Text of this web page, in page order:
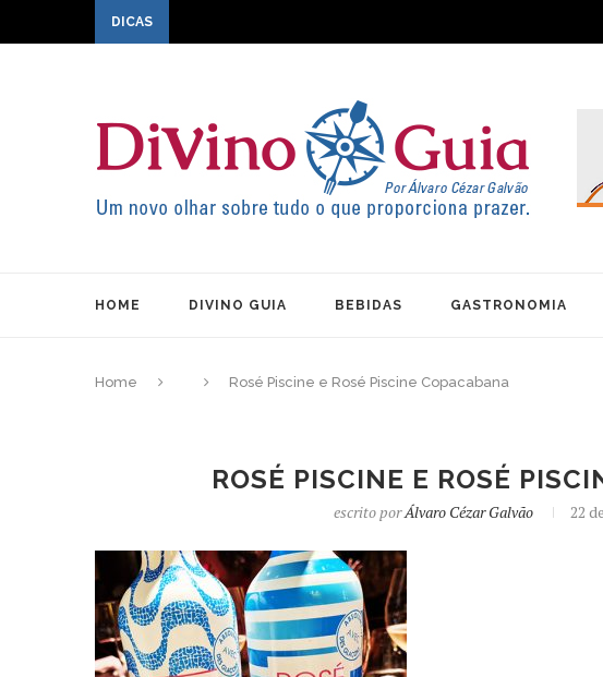
DICAS
HOME DIVINO GUIA BEBIDAS GASTRONOMIA
Home Rosé Piscine e Rosé Piscine Copacabana
ROSÉ PISCINE E ROSÉ
escrito porÁlvaro Cézar Galvão 22